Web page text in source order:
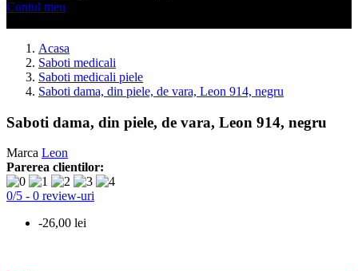
Contul meu
Acasa
Saboti medicali
Saboti medicali piele
Saboti dama, din piele, de vara, Leon 914, negru
Saboti dama, din piele, de vara, Leon 914, negru
Marca Leon
Parerea clientilor:
0/5 - 0 review-uri
-26,00 lei